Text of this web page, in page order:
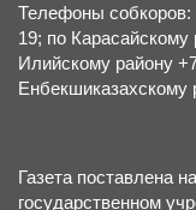
Телефоны собкоров:
19; по Карасайскому
Илийскому району
Енбекшиказахскому
Газета поставлена
государственном